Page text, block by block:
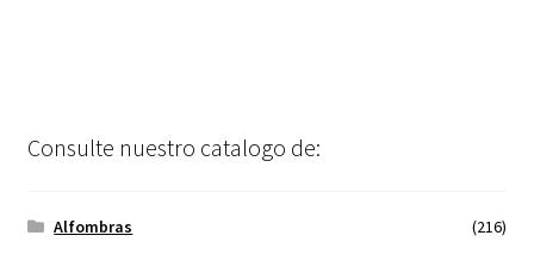
Consulte nuestro catalogo de:
Alfombras
(216)